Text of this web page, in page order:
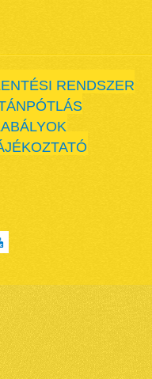
RENDSZER